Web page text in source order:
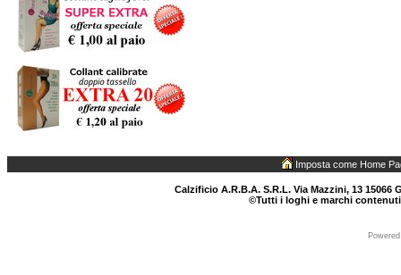
Imposta come Home
Calzificio A.R.B.A. S.R.L. Via Mazzini, 13 15066
©Tutti i loghi e marchi